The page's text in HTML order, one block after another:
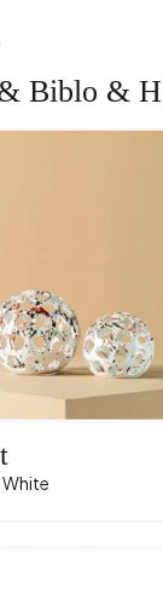
Biblo &